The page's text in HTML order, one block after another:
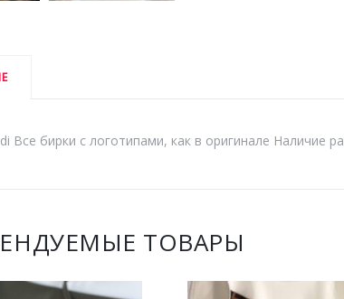
Все бирки с логотипами, как в оригинале Наличие
ТОВАРЫ